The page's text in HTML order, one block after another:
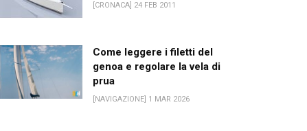
[CRONACA] 24 FEB 2011
Come leggere i filetti del
genoa e regolare la vela di
prua
[NAVIGAZIONE] 1 MAR 2026